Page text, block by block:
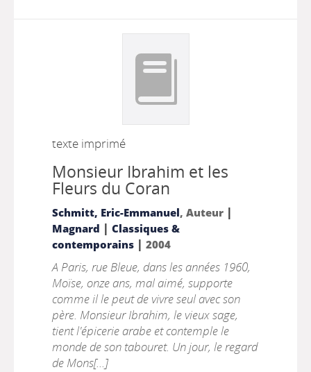
texte imprimé
Monsieur Ibrahim et les
Fleurs du Coran
Schmitt, Eric-Emmanuel, Auteur |
Magnard | Classiques &
contemporains| 2004
A Paris, rue Bleue, dans les années 1960,
Moïse, onze ans, mal aimé, supporte
comme il le peut de vivre seul avec son
père. Monsieur Ibrahim, le vieux sage,
tient l'épicerie arabe et contemple le
monde de son tabouret. Un jour, le regard
de Mons[...]